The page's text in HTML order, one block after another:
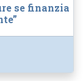
se finanzia